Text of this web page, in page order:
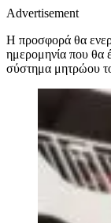
Advertisement
Η προσφορά θα
ημερομηνία που θα
σύστημα μητρώου